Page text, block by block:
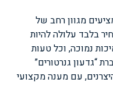
מגוון רחב של
בלבד עלולה להיות
נמוכה, וכל טעות
“גדעון גנרטורים”
עם מענה מקצועי